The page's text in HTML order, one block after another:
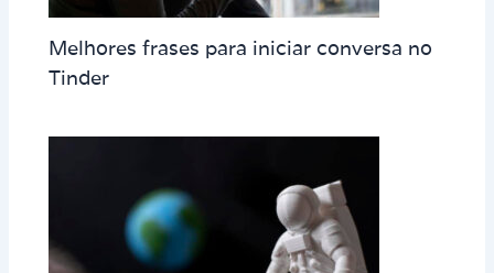
Melhores frases para iniciar conversa no
Tinder